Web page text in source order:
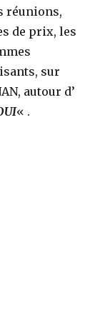
réunions,
de prix, les
sur
autour d’
« .